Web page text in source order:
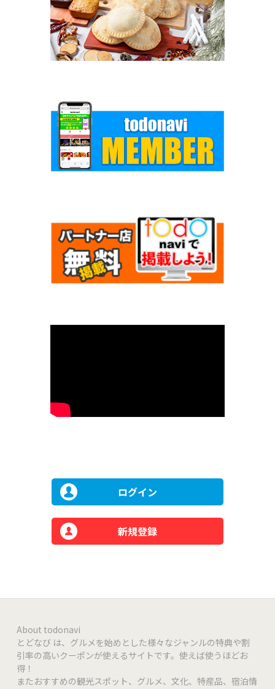
ログイン
新規登録
About todonavi
とどなび は、グルメを始めとした様々なジャンルの特典や割
引率の高いクーポンが使えるサイトです。使えば使うほどお
得！
またおすすめの観光スポット、グルメ、文化、特産品、宿泊情